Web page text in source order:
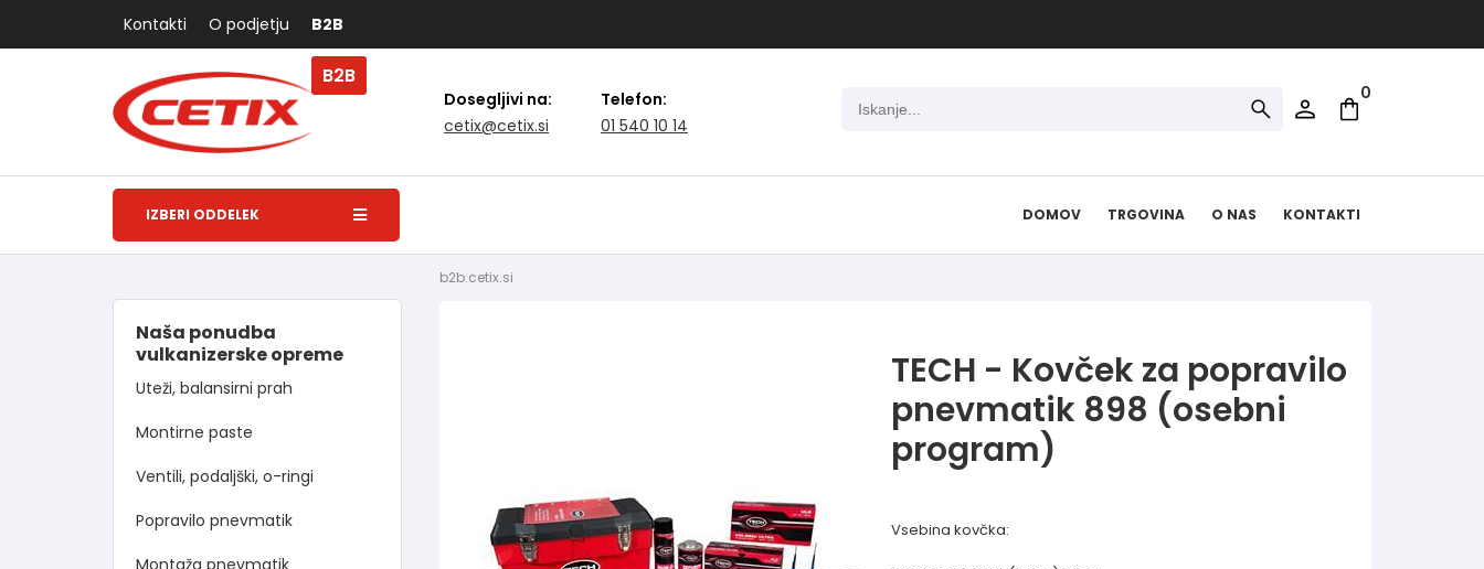
Kontakti O podjetju B2B
Dosegljivi na:
cetix
cetix.si
Telefon:
01 540 10 14
0
B2B
IZBERI ODDELEK DOMOV TRGOVINA O NAS KONTAKTI
Naša ponudba
vulkanizerske opreme
Uteži, balansirni prah
Montirne paste
Ventili, podaljški, o-ringi
Popravilo pnevmatik
Montaža pnevmatik
b2b.cetix.si
TECH - Kovček za popravilo
pnevmatik 898 (osebni
program)
Vsebina kovčka: